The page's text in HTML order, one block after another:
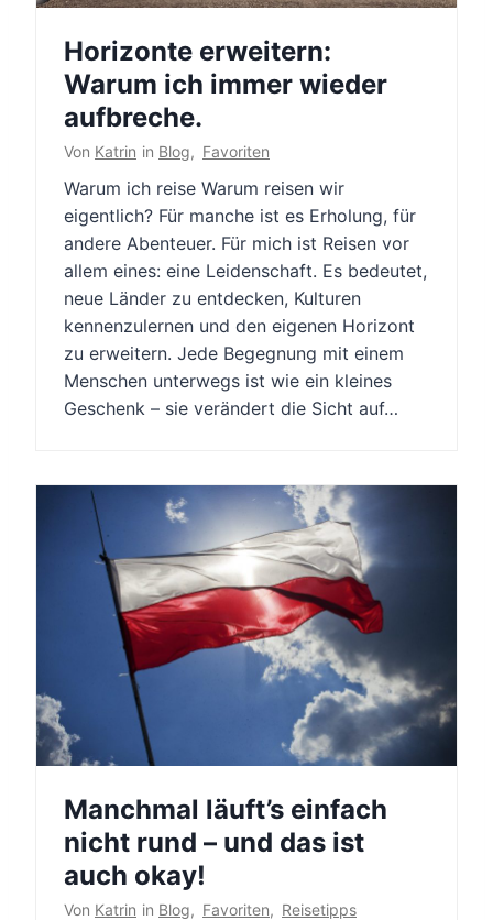
Horizonte erweitern:
Warum ich immer wieder
aufbreche.
Von Katrin in Blog, Favoriten
Warum ich reise Warum reisen wir
eigentlich? Für manche ist es Erholung, für
andere Abenteuer. Für mich ist Reisen vor
allem eines: eine Leidenschaft. Es bedeutet,
neue Länder zu entdecken, Kulturen
kennenzulernen und den eigenen Horizont
zu erweitern. Jede Begegnung mit einem
Menschen unterwegs ist wie ein kleines
Geschenk – sie verändert die Sicht auf…
Manchmal läuft’s einfach
nicht rund – und das ist
auch okay!
Von Katrin in Blog, Favoriten, Reisetipps